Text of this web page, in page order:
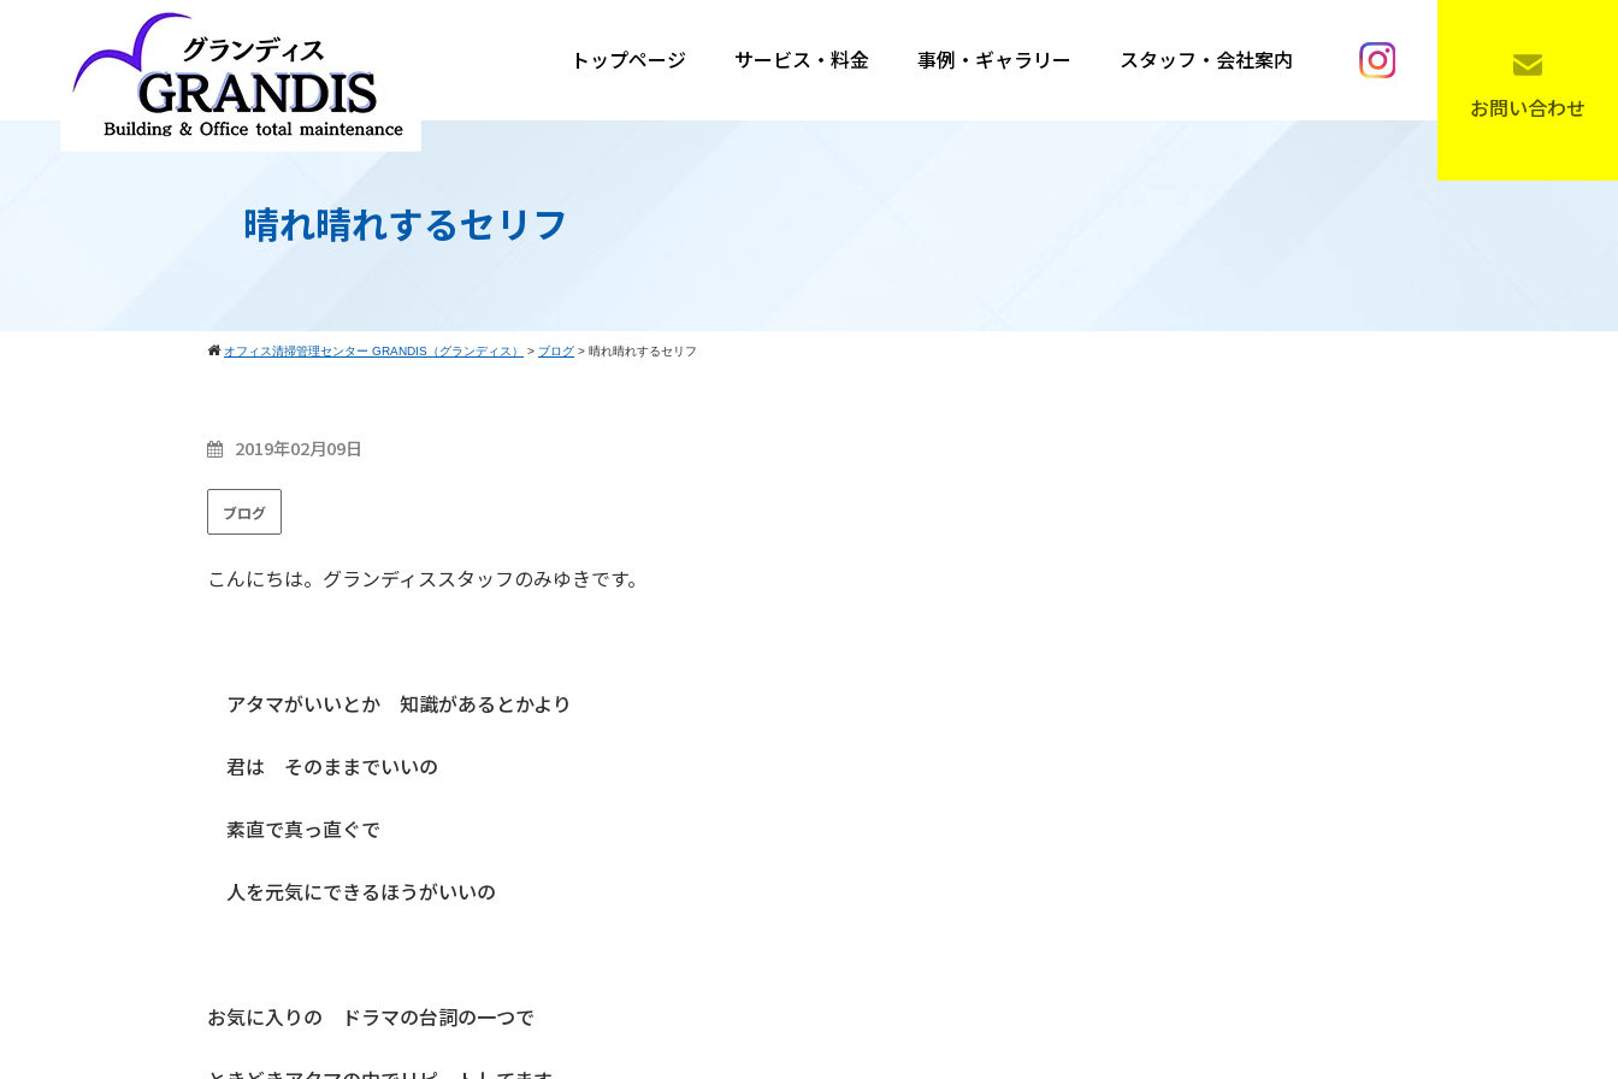
トップページ サービス・料金 事例・ギャラリー
スタッフ・会社案内
お問い合わせ
晴れ晴れするセリフ
オフィス清掃管理センター GRANDIS（グランディス） > ブログ > 晴れ晴れするセリフ
2019年02月09日
ブログ
こんにちは。グランディススタッフのみゆきです。
アタマがいいとか 知識があるとかより
君は そのままでいいの
素直で真っ直ぐで
人を元気にできるほうがいいの
お気に入りの ドラマの台詞の一つで